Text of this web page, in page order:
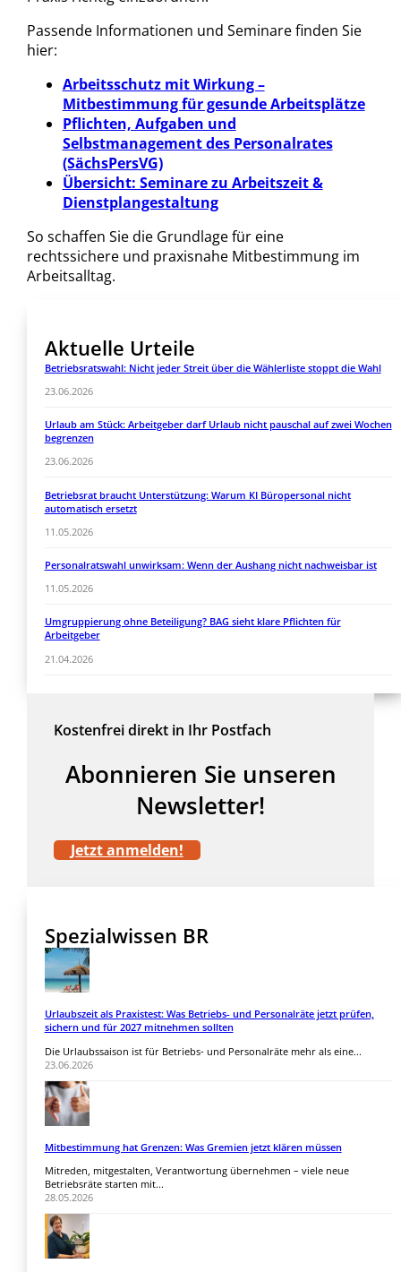
Passende Informationen und Seminare finden Sie
hier:
Arbeitsschutz mit Wirkung –
Mitbestimmung für gesunde Arbeitsplätze
Pflichten, Aufgaben und
Selbstmanagement des Personalrates
(SächsPersVG)
Übersicht: Seminare zu Arbeitszeit &
Dienstplangestaltung
So schaffen Sie die Grundlage für eine
rechtssichere und praxisnahe Mitbestimmung im
Arbeitsalltag.
Aktuelle Urteile
Betriebsratswahl: Nicht jeder Streit über die Wählerliste stoppt die Wahl
23.06.2026
Urlaub am Stück: Arbeitgeber darf Urlaub nicht pauschal auf zwei Wochen
begrenzen
23.06.2026
Betriebsrat braucht Unterstützung: Warum KI Büropersonal nicht
automatisch ersetzt
11.05.2026
Personalratswahl unwirksam: Wenn der Aushang nicht nachweisbar ist
11.05.2026
Umgruppierung ohne Beteiligung? BAG sieht klare Pflichten für
Arbeitgeber
21.04.2026
Kostenfrei direkt in Ihr Postfach
Abonnieren Sie unseren
Newsletter!
Jetzt anmelden!
Spezialwissen BR
Urlaubszeit als Praxistest: Was Betriebs- und Personalräte jetzt prüfen,
sichern und für 2027 mitnehmen sollten
Die Urlaubssaison ist für Betriebs- und Personalräte mehr als eine...
23.06.2026
Mitbestimmung hat Grenzen: Was Gremien jetzt klären müssen
Mitreden, mitgestalten, Verantwortung übernehmen – viele neue
Betriebsräte starten mit...
28.05.2026